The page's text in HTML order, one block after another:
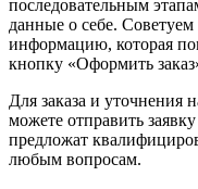
последовательным
данные о себе. Советуем
информацию, которая
кнопку «Оформить
Для заказа и уточнения
можете отправить
предложат
любым вопросам.